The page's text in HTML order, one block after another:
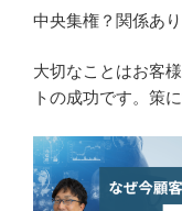
中央集権？関係あり
大切なことはお客
トの成功です。策